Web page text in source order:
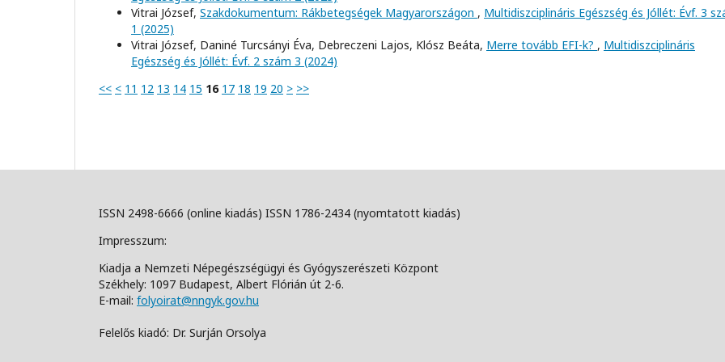
Vitrai József, Szakdokumentum: Rákbetegségek Magyarországon , Multidiszciplináris Egészség és Jóllét: Évf. 3
1 (2025)
Vitrai József, Daniné Turcsányi Éva, Debreczeni Lajos, Klósz Beáta, Merre tovább EFI-k? , Multidiszciplináris
Egészség és Jóllét: Évf. 2 szám 3 (2024)
<< < 11 12 13 14 15 16 17 18 19 20 > >>
ISSN 2498-6666 (online kiadás) ISSN 1786-2434 (nyomtatott kiadás)
Impresszum:
Kiadja a Nemzeti Népegészségügyi és Gyógyszerészeti Központ
Székhely: 1097 Budapest, Albert Flórián út 2-6.
E-mail: folyoirat@nngyk.gov.hu
Felelős kiadó: Dr. Surján Orsolya